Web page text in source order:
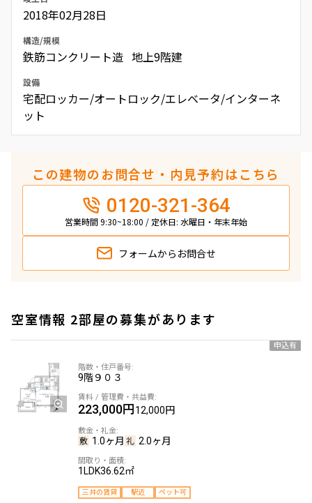
2018年02月28日
構造/規模
鉄筋コンクリート造 地上9階建
設備
宅配ロッカー/オートロック/エレベータ/インターネ
ット
この建物のお問合せ・内見予約はこちら
0120-321-364
営業時間 9:30~18:00 / 定休日: 水曜日・年末年始
フォームから お問合せ
空室情報 2部屋の募集があります
申込有
9階９０３
223,000円12,000円
1.0ヶ月 2.0ヶ月
1LDK36.62㎡
三井の賃貸 駅近 ペット可